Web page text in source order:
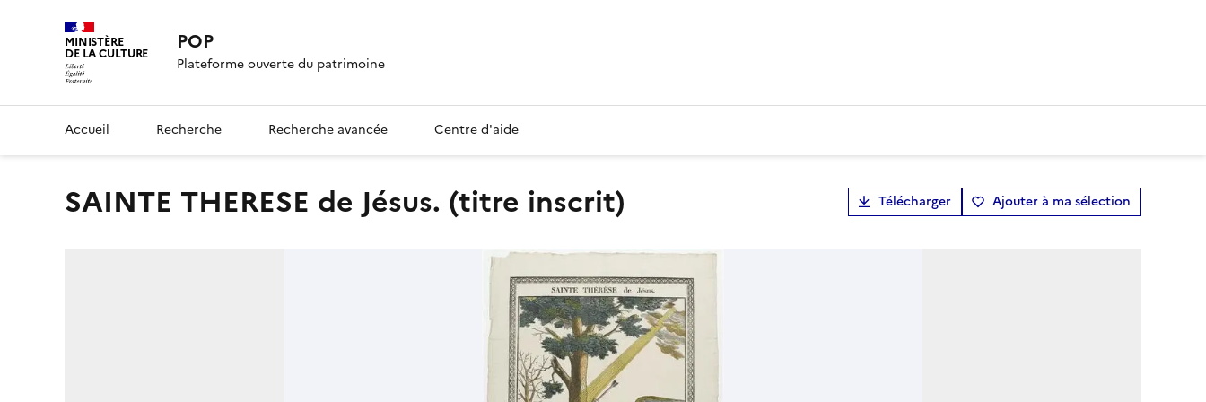
MINISTÈRE
DE LA CULTURE POP
Plateforme ouverte du patrimoine
Accueil Recherche Recherche avancée Centre d'aide
SAINTE THERESE de Jésus. (titre inscrit) Télécharger Ajouter à ma sélection